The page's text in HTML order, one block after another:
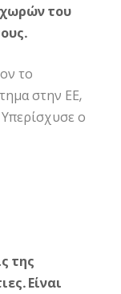
χωρών του
το
στην ΕΕ,
ο
της
Είναι